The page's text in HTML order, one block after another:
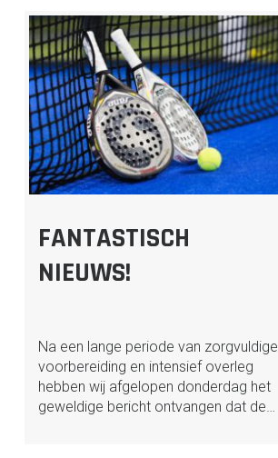
FANTASTISCH
NIEUWS!
Na een lange periode van zorgvuldige
voorbereiding en intensief overleg
hebben wij afgelopen donderdag het
geweldige bericht ontvangen dat de…